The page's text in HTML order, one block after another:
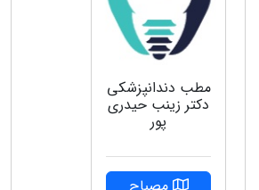
مطب دندانپزشکی
دکتر زینب حیدری
پور